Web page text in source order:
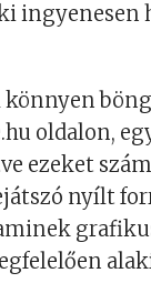
ingyenesen
könnyen
oldalon,
ezeket
nyílt